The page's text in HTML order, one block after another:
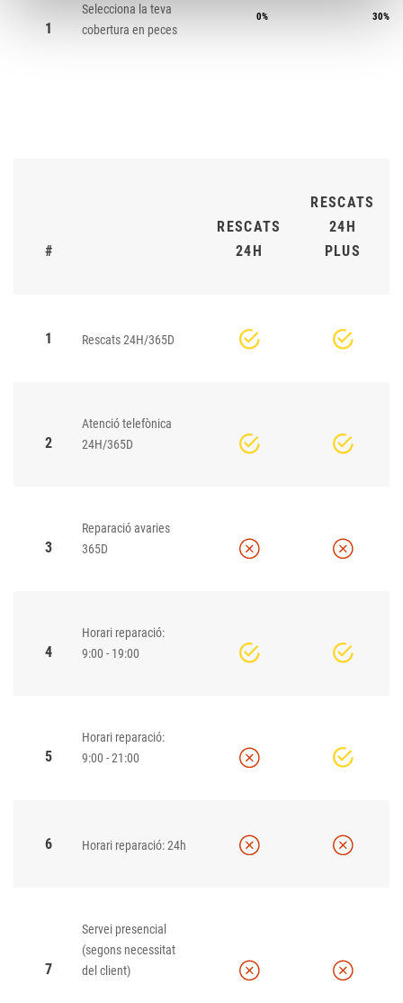
1
Selecciona la teva
cobertura en peces
0% 30%
#
RESCATS
24H
RESCATS
24H
PLUS
1 Rescats 24H/365D
2
Atenció telefònica
24H/365D
3
Reparació avaries
365D
4
Horari reparació:
9:00 - 19:00
5
Horari reparació:
9:00 - 21:00
6 Horari reparació: 24h
7
Servei presencial
(segons necessitat
del client)